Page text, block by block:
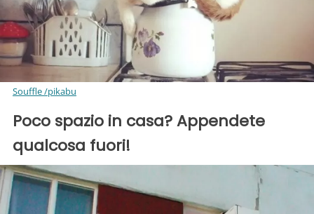
Souffle /pikabu
Poco spazio in casa? Appendete
qualcosa fuori!